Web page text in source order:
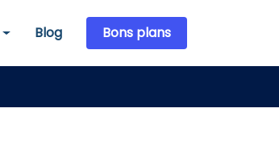
Blog Bons plans